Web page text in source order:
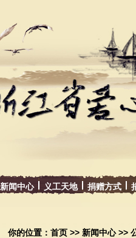
新闻中心 义工天地 捐赠方式
你的位置： 首页 >> 新闻中心>>